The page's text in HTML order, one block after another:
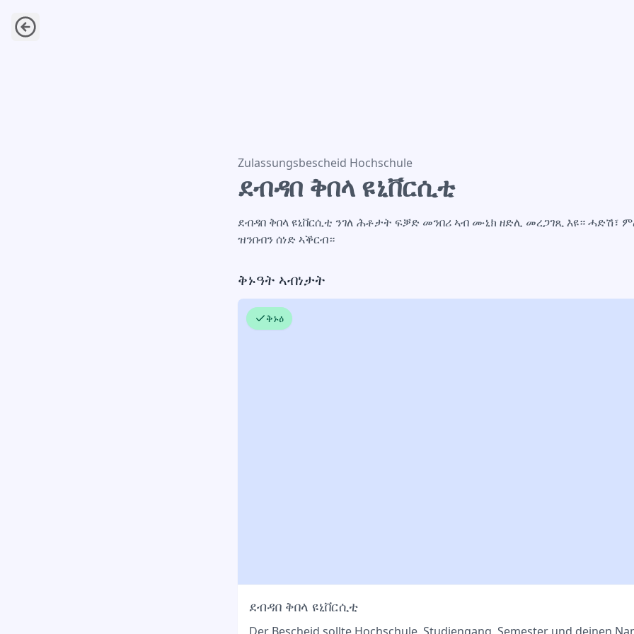
ደብዳበ ቅበላ ዩኒቨርሲቲ
Zulassungsbescheid Hochschule
ደብዳበ ቅበላ ዩኒቨርሲቲ
ደብዳበ ቅበላ ዩኒቨርሲቲ ንገለ ሕቶታት ፍቓድ መንበሪ ኣብ ሙኒክ ዘድሊ መረጋገጺ እዩ። ሓድሽ፣
ዝንበብን ሰነድ ኣቕርብ።
ቅኑዓት ኣብነታት
ቅኑዕ
ደብዳበ ቅበላ ዩኒቨርሲቲ
Der Bescheid sollte Hochschule, Studiengang, Semester und deinen